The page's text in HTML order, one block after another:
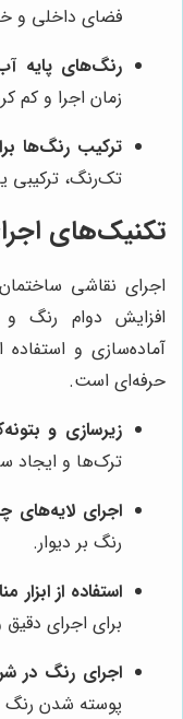
فضای داخلی و
رنگ‌های پایه
زمان اجرا و کم
ترکیب رنگ‌ها
تک‌رنگ، ترکیبی
تکنیک‌های
اجرای نقاشی
افزایش دوام رنگ
آماده‌سازی و استفاده
حرفه‌ای است.
زیرسازی و
ترک‌ها و ایجاد
اجرای لایه‌های
رنگ بر دیوار.
استفاده از ابزار
برای اجرای
اجرای رنگ در
پوسته شدن رنگ